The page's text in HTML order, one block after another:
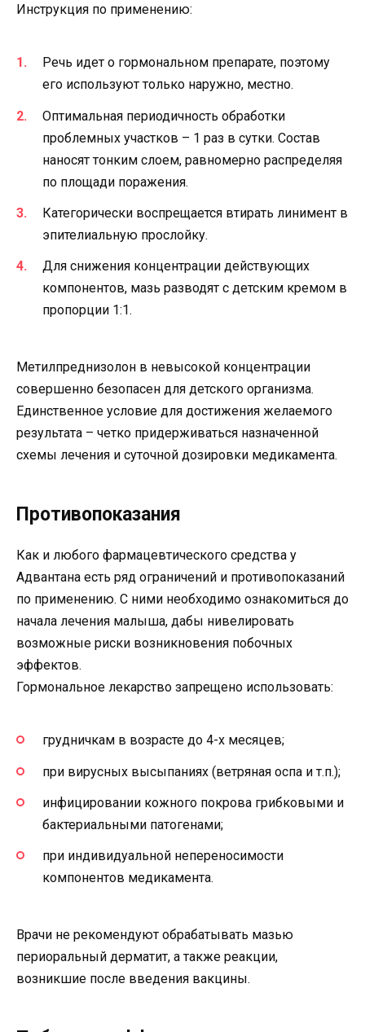
Инструкция по применению:
Речь идет о гормональном препарате, поэтому
его используют только наружно, местно.
Оптимальная периодичность обработки
проблемных участков – 1 раз в сутки. Состав
наносят тонким слоем, равномерно распределяя
по площади поражения.
Категорически воспрещается втирать линимент в
эпителиальную прослойку.
Для снижения концентрации действующих
компонентов, мазь разводят с детским кремом в
пропорции 1:1.
Метилпреднизолон в невысокой концентрации
совершенно безопасен для детского организма.
Единственное условие для достижения желаемого
результата – четко придерживаться назначенной
схемы лечения и суточной дозировки медикамента.
Противопоказания
Как и любого фармацевтического средства у
Адвантана есть ряд ограничений и противопоказаний
по применению. С ними необходимо ознакомиться до
начала лечения малыша, дабы нивелировать
возможные риски возникновения побочных
эффектов.
Гормональное лекарство запрещено использовать:
грудничкам в возрасте до 4-х месяцев;
при вирусных высыпаниях (ветряная оспа и т.п.);
инфицировании кожного покрова грибковыми и
бактериальными патогенами;
при индивидуальной непереносимости
компонентов медикамента.
Врачи не рекомендуют обрабатывать мазью
периоральный дерматит, а также реакции,
возникшие после введения вакцины.